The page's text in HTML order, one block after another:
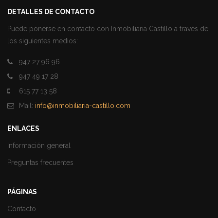
DETALLES DE CONTACTO
Puede ponerse en contacto con Inmobiliaria Castillo a través de
los siguientes medios:
947 27 96 96
947 49 17 28
615 77 13 58
Mail: info@inmobiliaria-castillo.com
ENLACES
Información general
Preguntas frecuentes
PÁGINAS
Contacto